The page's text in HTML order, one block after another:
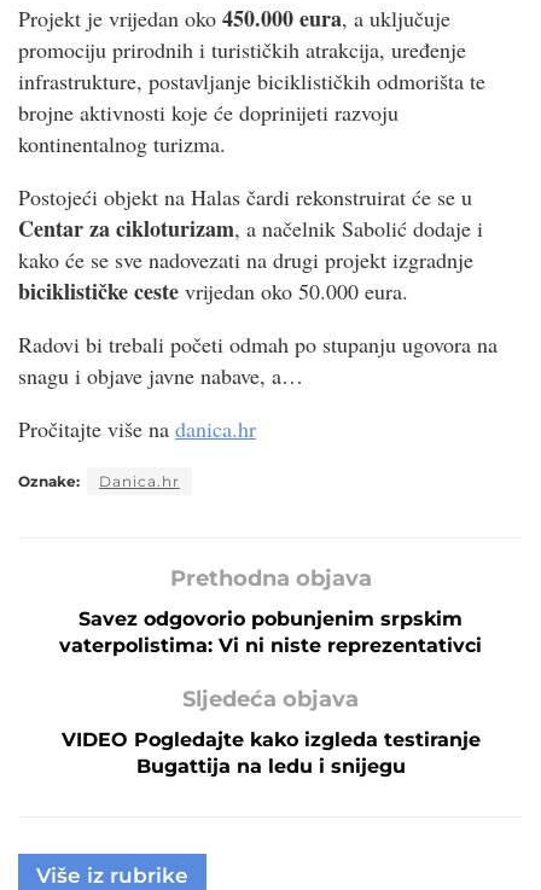
Projekt je vrijedan oko 450.000 eura, a uključuje
promociju prirodnih i turističkih atrakcija, uređenje
infrastrukture, postavljanje biciklističkih odmorišta te
brojne aktivnosti koje će doprinijeti razvoju
kontinentalnog turizma.
Postojeći objekt na Halas čardi rekonstruirat će se u
Centar za cikloturizam, a načelnik Sabolić dodaje i
kako će se sve nadovezati na drugi projekt izgradnje
biciklističke ceste vrijedan oko 50.000 eura.
Radovi bi trebali početi odmah po stupanju ugovora na
snagu i objave javne nabave, a…
Pročitajte više na danica.hr
Oznake: Danica.hr
Prethodna objava
Savez odgovorio pobunjenim srpskim
vaterpolistima: Vi ni niste reprezentativci
Sljedeća objava
VIDEO Pogledajte kako izgleda testiranje
Bugattija na ledu i snijegu
Više iz rubrike